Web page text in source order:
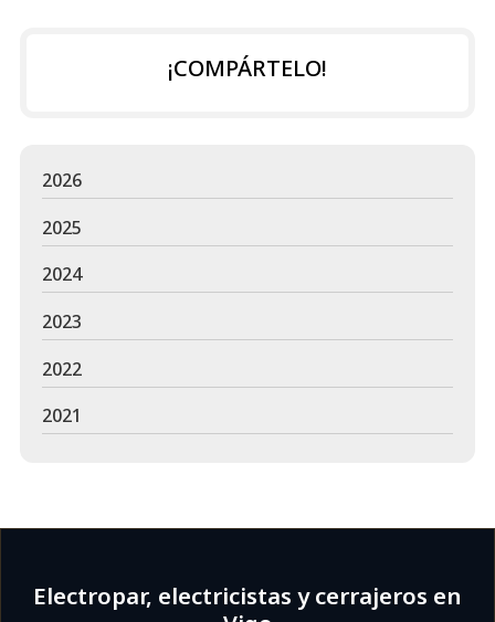
¡COMPÁRTELO!
2026
2025
2024
2023
2022
2021
Electropar, electricistas y cerrajeros en